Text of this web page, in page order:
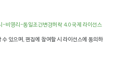
-비영리-동일조건변경허락 4.0 국제 라이선스
있으며, 편집에 참여할 시 라이선스에 동의하